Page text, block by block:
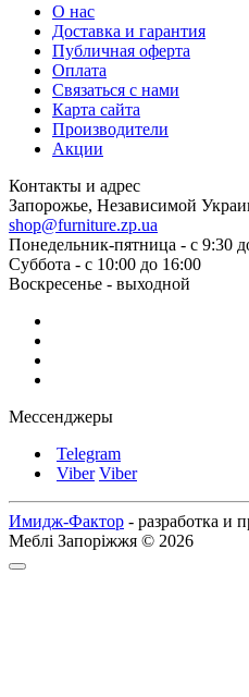
О нас
Доставка и гарантия
Публичная оферта
Оплата
Связаться с нами
Карта сайта
Производители
Акции
Контакты и адрес
Запорожье, Независимой
shop@furniture.zp.ua
Понедельник-пятница - с 9:30
Суббота - с 10:00 до 16:00
Воскресенье - выходной
Мессенджеры
Telegram
Viber Viber
Имидж-Фактор - разработка и
Меблі Запоріжжя © 2026